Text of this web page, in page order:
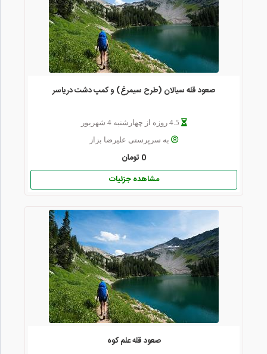
صعود قله سیالان (طرح سیمرغ) و کمپ دشت دریاسر
4.5 روزه از چهارشنبه 4 شهریور
به سرپرستی علیرضا بزاز
0 تومان
مشاهده جزئیات
صعود قله علم کوه